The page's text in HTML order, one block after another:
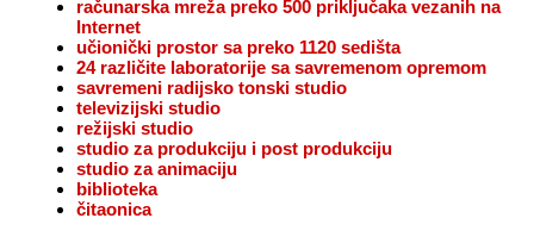
računarska mreža preko 500 priključaka vezanih na
Internet
učionički prostor sa preko 1120 sedišta
24 različite laboratorije sa savremenom opremom
savremeni radijsko tonski studio
televizijski studio
režijski studio
studio za produkciju i post produkciju
studio za animaciju
biblioteka
čitaonica